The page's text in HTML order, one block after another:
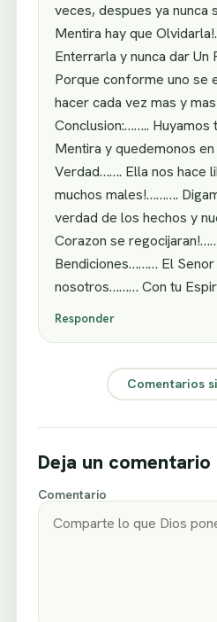
veces, despues ya nunca
Mentira hay que
Enterrarla y nunca dar Un
Porque conforme uno se
hacer cada vez mas y
Conclusion:…….. Huyamos
Mentira y quedemonos
Verdad……. Ella nos hace
muchos males!……….
verdad de los hechos y
Corazon se
Bendiciones……… El
nosotros……… Con tu
Responder
Comentarios
Deja un comentario
Comentario